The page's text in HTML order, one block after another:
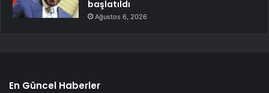
başlatıldı
Ağustos 6, 2026
En Güncel Haberler